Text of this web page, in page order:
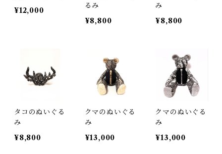
¥12,000
るみ
¥8,800
み
¥8,800
タコのぬいぐる
み
¥8,800
クマのぬいぐる
み
¥13,000
クマのぬいぐる
み
¥13,000